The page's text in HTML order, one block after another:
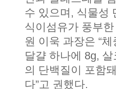
수 있으며, 식물성
식이섬유가 풍부
원 이욱 과장은 “
달걀 하나에 8g,
의 단백질이 포함
다”고 권했다.